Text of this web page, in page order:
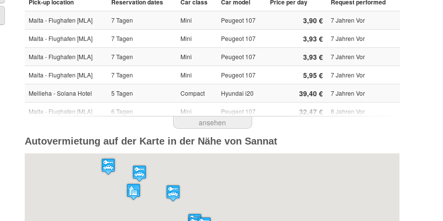
Malta - Flughafen [MLA] 7 Tagen Mini Peugeot 107 3,90 € 7 Jahren Vor
Malta - Flughafen [MLA] 7 Tagen Mini Peugeot 107 3,93 € 7 Jahren Vor
Malta - Flughafen [MLA] 7 Tagen Mini Peugeot 107 3,93 € 7 Jahren Vor
Malta - Flughafen [MLA] 7 Tagen Mini Peugeot 107 5,95 € 7 Jahren Vor
Mellieha - Solana Hotel 5 Tagen Compact Hyundai i20 39,40 € 7 Jahren Vor
Malta - Flughafen [MLA] 6 Tagen Mini Peugeot 107 32,47 € 8 Jahren Vor
Mini Peugeot 107
4 Tagen
4 Tagen
7 Tagen
ansehen
Autovermietung auf der Karte in der Nähe von Sannat